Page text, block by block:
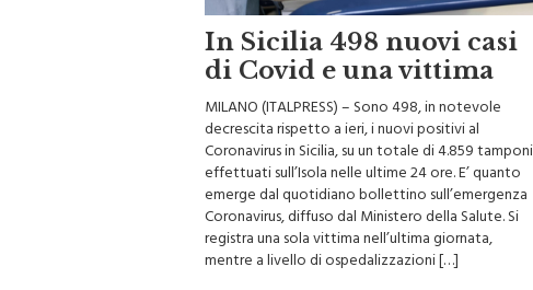
In Sicilia 498 nuovi casi
di Covid e una vittima
MILANO (ITALPRESS) – Sono 498, in notevole
decrescita rispetto a ieri, i nuovi positivi al
Coronavirus in Sicilia, su un totale di 4.859 tamponi
effettuati sull’Isola nelle ultime 24 ore. E’ quanto
emerge dal quotidiano bollettino sull’emergenza
Coronavirus, diffuso dal Ministero della Salute. Si
registra una sola vittima nell’ultima giornata,
mentre a livello di ospedalizzazioni […]